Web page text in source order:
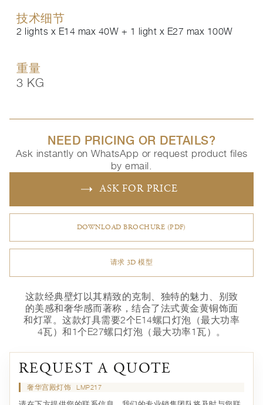
技术细节
2 lights x E14 max 40W + 1 light x E27 max 100W
重量
3 KG
NEED PRICING OR DETAILS?
Ask instantly on WhatsApp or request product files
by email.
ASK FOR PRICE
DOWNLOAD BROCHURE (PDF)
请求 3D 模型
这款经典壁灯以其精致的克制、独特的魅力、别致
的美感和奢华感而著称，结合了法式黄金黄铜饰面
和灯罩。这款灯具需要2个E14螺口灯泡（最大功率
4瓦）和1个E27螺口灯泡（最大功率1瓦）。
REQUEST A QUOTE
奢华宫殿灯饰 LMP217